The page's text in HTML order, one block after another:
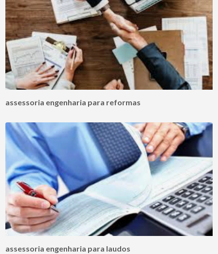
assessoria engenharia para reformas
assessoria engenharia para laudos